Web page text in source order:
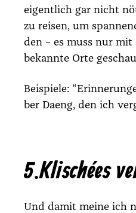
eigent­lich gar nicht
zu rei­sen, um
den – es muss nur
bekann­te Orte
Bei­spie­le:
ber Daeng, den ich
5. Klischées
Und damit mei­ne ich